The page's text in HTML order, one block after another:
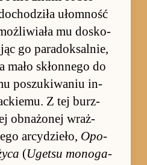
ułom­ność
mu do­sko­
go pa­radok­sal­nie,
mało skłon­nego do
po­szuki­waniu in­
Z tej burz­
ob­na­żonej wraż­
ar­cy­dzie­ło, Opo­
(Ugetsu mo­noga­